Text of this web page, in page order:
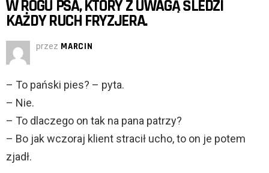
W ROGU PSA, KTÓRY Z UWAGĄ ŚLEDZI
KAŻDY RUCH FRYZJERA.
przez MARCIN
– To pański pies? – pyta.
– Nie.
– To dlaczego on tak na pana patrzy?
– Bo jak wczoraj klient stracił ucho, to on je potem
zjadł.